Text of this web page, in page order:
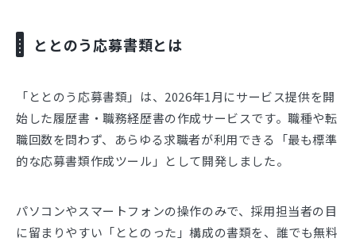
ととのう応募書類とは
「ととのう応募書類」は、2026年1月にサービス提供を開
始した履歴書・職務経歴書の作成サービスです。職種や転
職回数を問わず、あらゆる求職者が利用できる「最も標準
的な応募書類作成ツール」として開発しました。
パソコンやスマートフォンの操作のみで、採用担当者の目
に留まりやすい「ととのった」構成の書類を、誰でも無料